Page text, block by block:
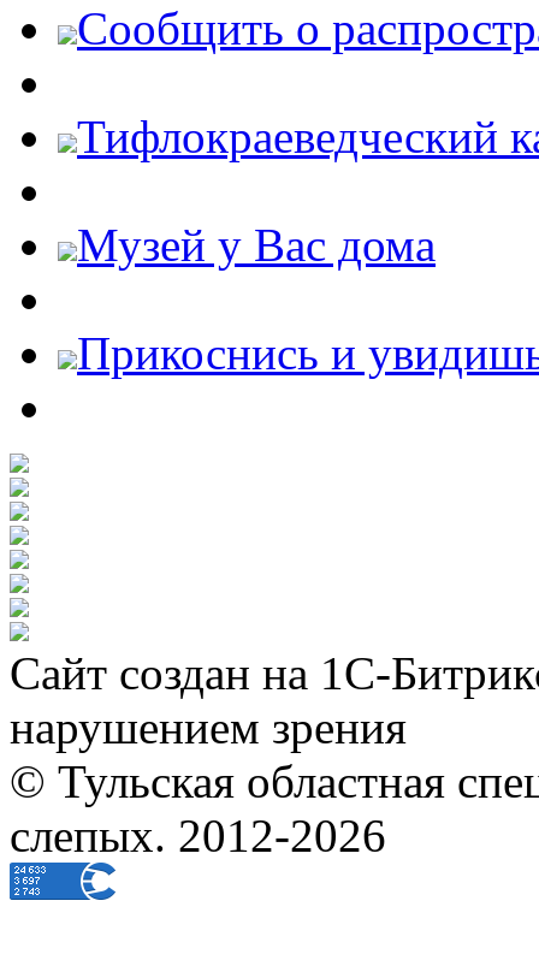
Cообщить о
Тифлокраеведческий
Музей у Вас дома
Прикоснись и
Сайт создан на 1С-
нарушением зрения
© Тульская областная
слепых. 2012-2026